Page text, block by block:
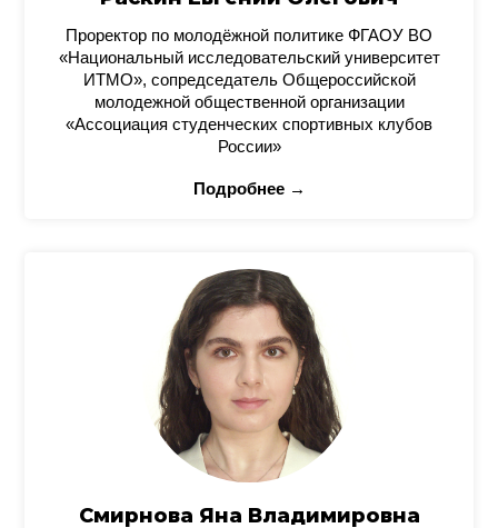
Проректор по молодёжной политике ФГАОУ ВО
«Национальный исследовательский университет
ИТМО», сопредседатель Общероссийской
молодежной общественной организации
«Ассоциация студенческих спортивных клубов
России»
Подробнее →
Смирнова Яна Владимировна